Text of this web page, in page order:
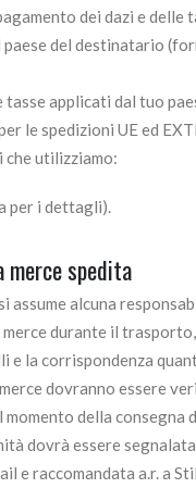
dei dazi e delle
del destinatario
tasse applicati dal tuo
le spedizioni UE ed
utilizziamo:
per i dettagli).
spedita
assume alcuna
durante il
e la corrispondenza
dovranno essere
momento della consegna
dovrà essere
e raccomandata a.r. a